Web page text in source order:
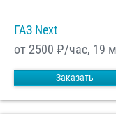
ГАЗ Next
от 2500 ₽/час, 19
Заказать